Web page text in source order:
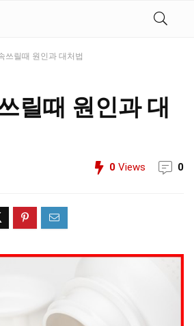
쓰릴때 원인과 대처법
릴때 원인과 대
0 Views 0